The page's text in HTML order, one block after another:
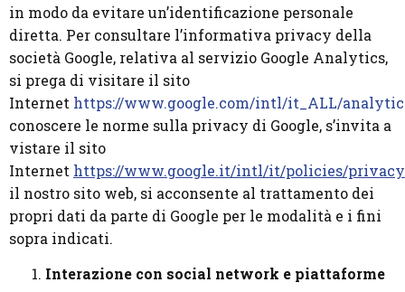
in modo da evitare un’identificazione personale
diretta. Per consultare l’informativa privacy della
società Google, relativa al servizio Google Analytics,
si prega di visitare il sito
Internet https://www.google.com/intl/it_ALL/
conoscere le norme sulla privacy di Google, s’invita a
vistare il sito
Internet https://www.google.it/intl/it/policies/
il nostro sito web, si acconsente al trattamento dei
propri dati da parte di Google per le modalità e i fini
sopra indicati.
Interazione con social network e piattaforme